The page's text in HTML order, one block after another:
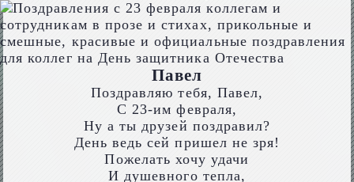
Павел
Поздравляю тебя, Павел,
С 23-им февраля,
Ну а ты друзей поздравил?
День ведь сей пришел не зря!
Пожелать хочу удачи
И душевного тепла,